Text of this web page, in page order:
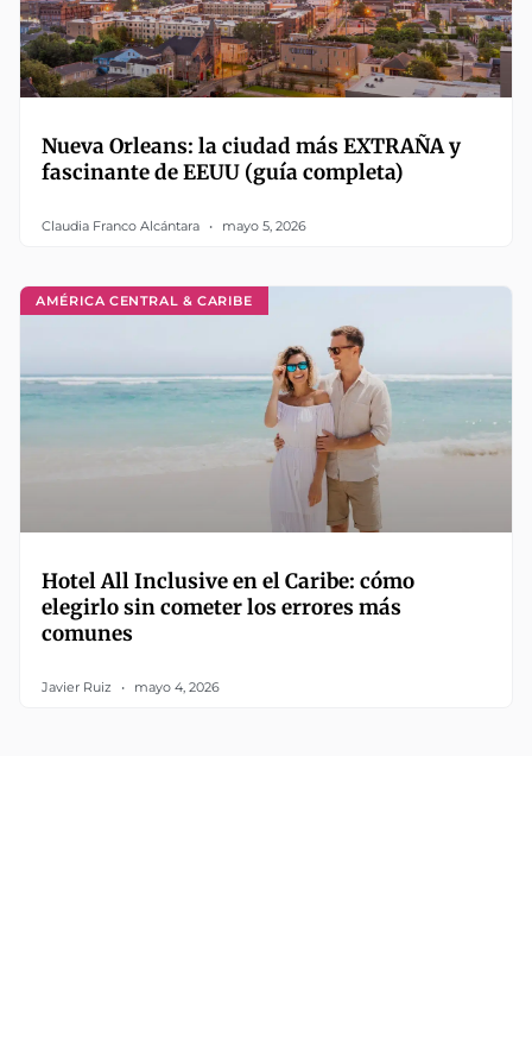
Nueva Orleans: la ciudad más EXTRAÑA y
fascinante de EEUU (guía completa)
Claudia Franco Alcántara mayo 5, 2026
AMÉRICA CENTRAL & CARIBE
Hotel All Inclusive en el Caribe: cómo
elegirlo sin cometer los errores más
comunes
Javier Ruiz mayo 4, 2026